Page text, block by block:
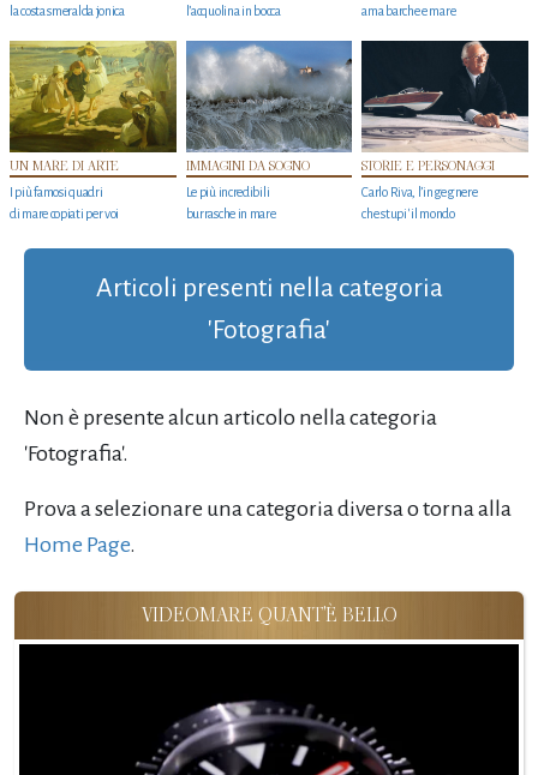
la costa smeralda jonica
l’acquolina in bocca
ama barche e mare
UN MARE DI ARTE
I più famosi quadri
di mare copiati per voi
IMMAGINI DA SOGNO
Le più incredibili
burrasche in mare
STORIE E PERSONAGGI
Carlo Riva, l’ingegnere
che stupi' il mondo
Articoli presenti nella categoria
'Fotografia'
Non è presente alcun articolo nella categoria
'Fotografia'.
Prova a selezionare una categoria diversa o torna alla
Home Page.
VIDEOMARE QUANT'È BELLO